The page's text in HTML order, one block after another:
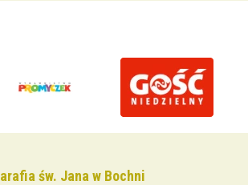
św. Jana w Bochni